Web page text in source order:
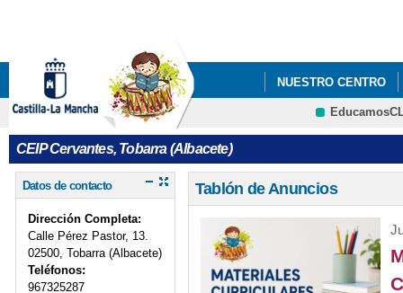
NUESTRO CENTRO
PLAN DIGITAL DE
CEIP Cervantes, Tobarra (Albacete)
Datos de contacto
Dirección Completa:
Calle Pérez Pastor, 13.
02500, Tobarra (Albacete)
Teléfonos:
967325287
Tablón de Anuncios